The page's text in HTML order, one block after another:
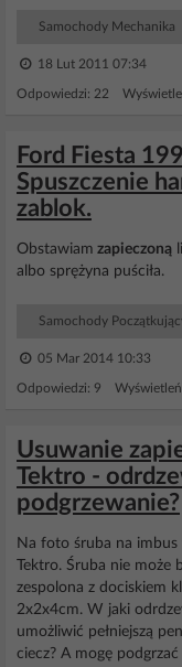
Samochody Mechanika
18 Lut 2011 07:34
Odpowiedzi: 22
Ford Fiesta
Spuszczenie
zablok.
Obstawiam zapieczoną
albo sprężyna puściła.
Samochody
05 Mar 2014 10:33
Odpowiedzi: 9
Usuwanie
Tektro -
podgrzewanie?
Na foto śruba na
Tektro. Śruba nie
zespolona z dociskiem
2x2x4cm. W jaki
umożliwić pełniejszą
ciecz? A mogę